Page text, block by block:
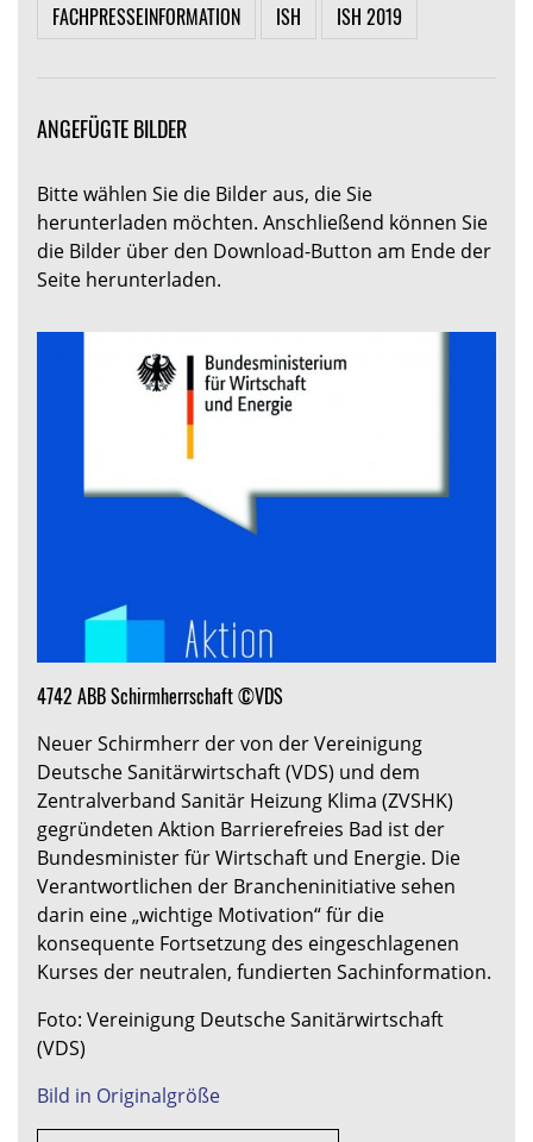
FACHPRESSEINFORMATION
ISH ISH 2019
ANGEFÜGTE BILDER
Bitte wählen Sie die Bilder aus, die Sie
herunterladen möchten. Anschließend können Sie
die Bilder über den Download-Button am Ende der
Seite herunterladen.
4742 ABB Schirmherrschaft ©VDS
Neuer Schirmherr der von der Vereinigung
Deutsche Sanitärwirtschaft (VDS) und dem
Zentralverband Sanitär Heizung Klima (ZVSHK)
gegründeten Aktion Barrierefreies Bad ist der
Bundesminister für Wirtschaft und Energie. Die
Verantwortlichen der Brancheninitiative sehen
darin eine „wichtige Motivation“ für die
konsequente Fortsetzung des eingeschlagenen
Kurses der neutralen, fundierten Sachinformation.
Foto: Vereinigung Deutsche Sanitärwirtschaft
(VDS)
Bild in Originalgröße